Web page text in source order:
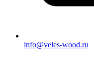
info@veles-wood.ru